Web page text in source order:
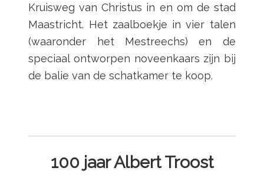
Kruisweg van Christus in en om de stad
Maastricht. Het zaalboekje in vier talen
(waaronder het Mestreechs) en de
speciaal ontworpen noveenkaars zijn bij
de balie van de schatkamer te koop.
100 jaar Albert Troost